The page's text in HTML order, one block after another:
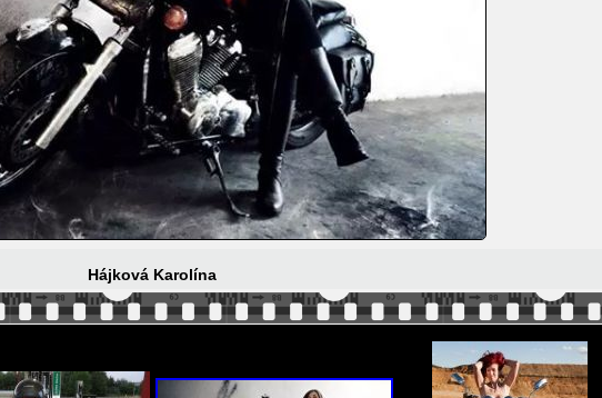
Hájková Karolína